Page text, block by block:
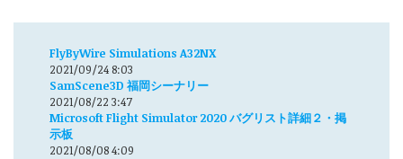
FlyByWire Simulations A32NX
2021/09/24 8:03
SamScene3D 福岡シーナリー
2021/08/22 3:47
Microsoft Flight Simulator 2020 バグリスト詳細２・掲
示板
2021/08/08 4:09